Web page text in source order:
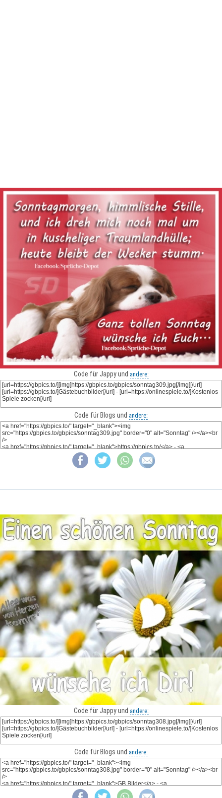
Code für Jappy und andere:
Code für Blogs und andere:
Code für Jappy und andere:
Code für Blogs und andere: